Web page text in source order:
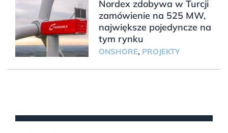
Nordex zdobywa w Turcji
zamówienie na 525 MW,
największe pojedyncze na
tym rynku
ONSHORE, PROJEKTY